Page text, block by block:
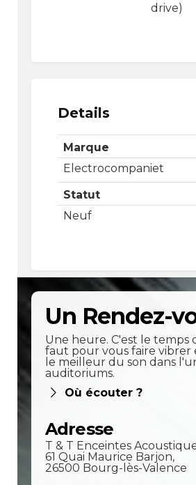
drive)
Details
Marque
Electrocompaniet
Statut
Neuf
Un Rendez-
Une heure. C'est le temps
faut pour vous faire vibrer
le meilleur du son dans
auditoriums.
Où écouter ?
Adresse
T & T Enceintes
61 Quai Maurice Barjon,
26500 Bourg-lès-Valence